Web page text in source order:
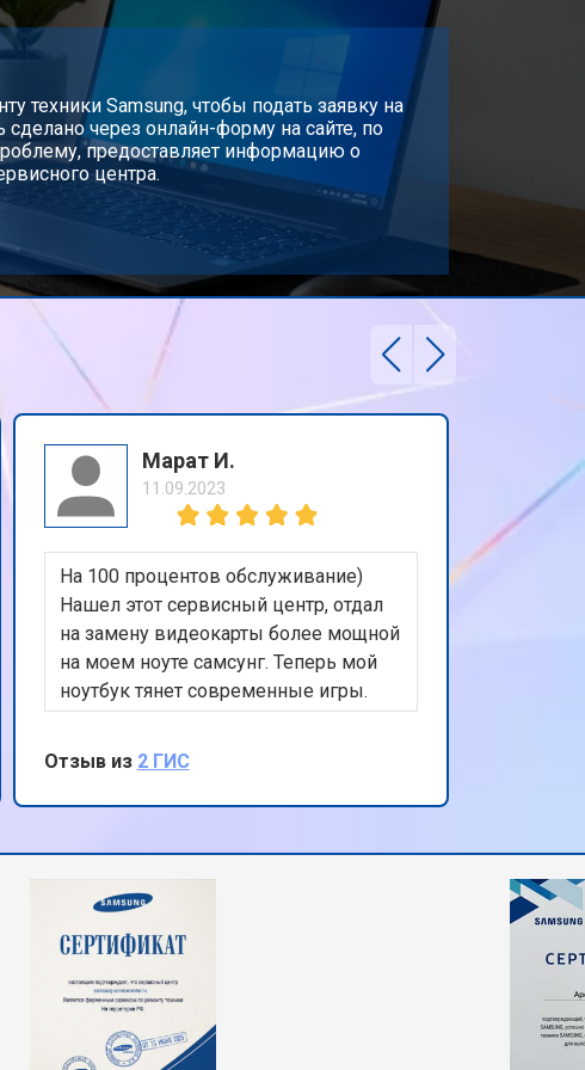
от 2300 ₽
от 3300 ₽ Заказать
от 3800 ₽ Заказать
от 1500 ₽
от 2900 ₽
от 2300 ₽ Заказать
от 2300 ₽ Заказать
от 2200 ₽
от 2200 ₽
от 1700 ₽
от 2600 ₽
от 2600 ₽
техники Samsung, чтобы подать заявку на
через онлайн-форму на сайте, по
предоставляет информацию о
центра.
Марат И.
11.09.2023
На 100 процентов обслуживание)
Нашел этот сервисный центр, отдал
на замену видеокарты более мощной
на моем ноуте самсунг. Теперь мой
ноутбук тянет современные игры.
Спасибо, мастеру Сергею и всему
коллективу сервисного центра!
Отзыв из 2 ГИС
ремонт,
и